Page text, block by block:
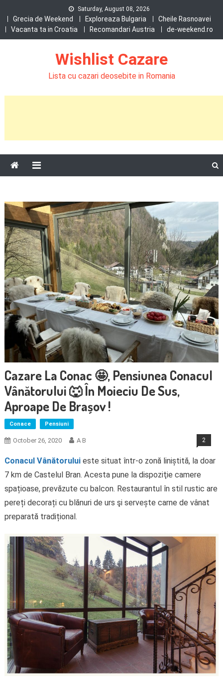
content
Saturday, August 08, 2026
Grecia de Weekend Exploreaza Bulgaria
Cheile Rasnoavei
Vacanta ta in Croatia
Recomandari Austria de-weekend.ro
Wishlist Cazare
Lista cu cazari deosebite in Romania
Cazare La Conac 🤩, Pensiunea Conacul
Vânătorului 🐺 În Moieciu De Sus,
Aproape De Brașov !
Conace Pensiuni
October 26, 2020 A B 2
Conacul Vânătoruluieste situat într-o zonă liniștită, la doar
7 km de Castelul Bran. Acesta pune la dispoziţie camere
spațioase, prevăzute cu balcon. Restaurantul în stil rustic are
pereți decorați cu blănuri de urs şi servește carne de vânat
preparată tradițional.